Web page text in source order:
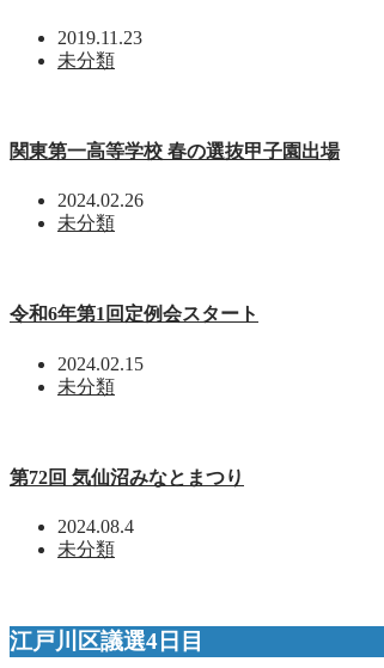
2019.11.23
未分類
関東第一高等学校 春の選抜甲子園出場
2024.02.26
未分類
令和6年第1回定例会スタート
2024.02.15
未分類
第72回 気仙沼みなとまつり
2024.08.4
未分類
江戸川区議選4日目